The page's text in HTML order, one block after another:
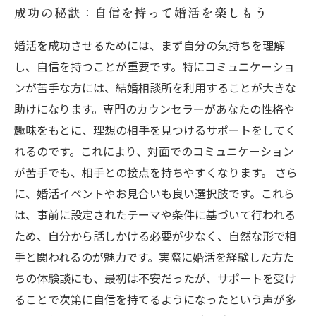
成功の秘訣：自信を持って婚活を楽しもう
婚活を成功させるためには、まず自分の気持ちを理解
し、自信を持つことが重要です。特にコミュニケーショ
ンが苦手な方には、結婚相談所を利用することが大きな
助けになります。専門のカウンセラーがあなたの性格や
趣味をもとに、理想の相手を見つけるサポートをしてく
れるのです。これにより、対面でのコミュニケーション
が苦手でも、相手との接点を持ちやすくなります。 さら
に、婚活イベントやお見合いも良い選択肢です。これら
は、事前に設定されたテーマや条件に基づいて行われる
ため、自分から話しかける必要が少なく、自然な形で相
手と関われるのが魅力です。実際に婚活を経験した方た
ちの体験談にも、最初は不安だったが、サポートを受け
ることで次第に自信を持てるようになったという声が多